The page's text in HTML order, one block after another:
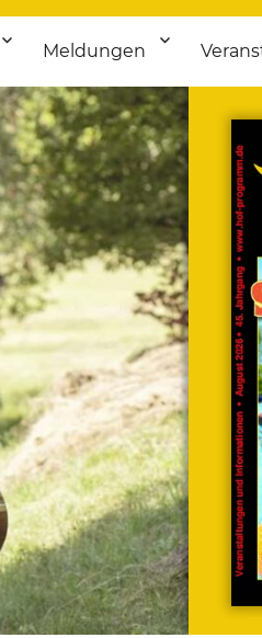
von Theater bis Flohmarkt.
Meldungen